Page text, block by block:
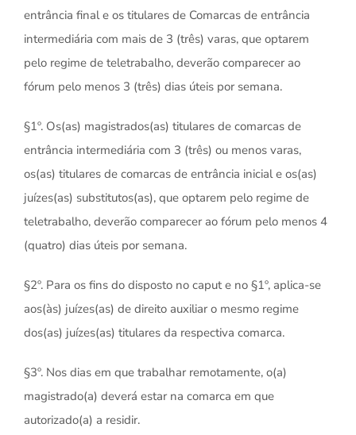
entrância final e os titulares de Comarcas de entrância
intermediária com mais de 3 (três) varas, que optarem
pelo regime de teletrabalho, deverão comparecer ao
fórum pelo menos 3 (três) dias úteis por semana.
§1º. Os(as) magistrados(as) titulares de comarcas de
entrância intermediária com 3 (três) ou menos varas,
os(as) titulares de comarcas de entrância inicial e os(as)
juízes(as) substitutos(as), que optarem pelo regime de
teletrabalho, deverão comparecer ao fórum pelo menos 4
(quatro) dias úteis por semana.
§2º. Para os fins do disposto no caput e no §1º, aplica-se
aos(às) juízes(as) de direito auxiliar o mesmo regime
dos(as) juízes(as) titulares da respectiva comarca.
§3º. Nos dias em que trabalhar remotamente, o(a)
magistrado(a) deverá estar na comarca em que
autorizado(a) a residir.